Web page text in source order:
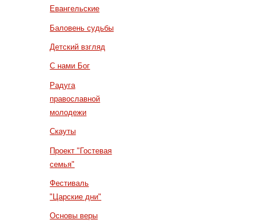
Евангельские
Баловень судьбы
Детский взгляд
С нами Бог
Радуга
православной
молодежи
Скауты
Проект "Гостевая
семья"
Фестиваль
"Царские дни"
Основы веры